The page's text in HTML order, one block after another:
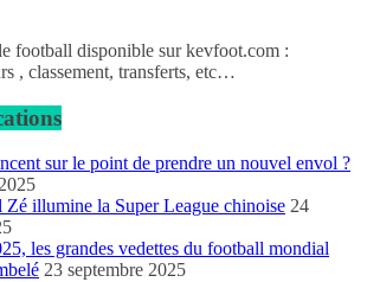
football disponible sur kevfoot.com :
, classement, transferts, etc…
sur le point de prendre un nouvel envol ?
illumine la Super League chinoise 24
les grandes vedettes du football mondial
23 septembre 2025